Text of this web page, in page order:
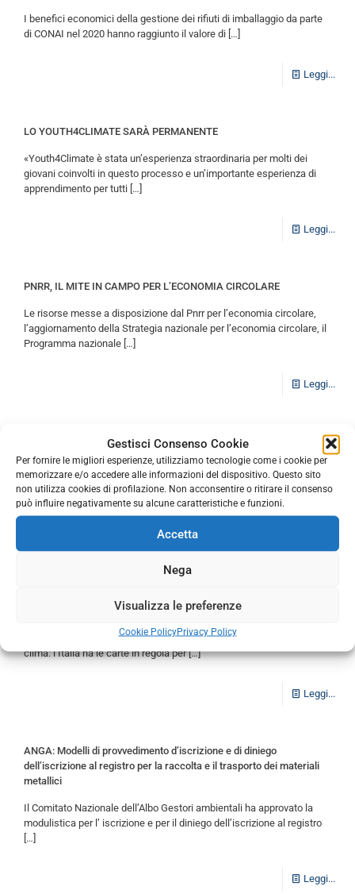
Gestisci Consenso Cookie
Per fornire le migliori esperienze, utilizziamo tecnologie come i cookie per
memorizzare e/o accedere alle informazioni del dispositivo. Questo sito
non utilizza cookies di profilazione. Non acconsentire o ritirare il consenso
può influire negativamente su alcune caratteristiche e funzioni.
Accetta
Nega
Visualizza le preferenze
Cookie PolicyPrivacy Policy
I benefici economici della gestione dei rifiuti di imballaggio da parte
di CONAI nel 2020 hanno raggiunto il valore di […]
Leggi...
LO YOUTH4CLIMATE SARÀ PERMANENTE
«Youth4Climate è stata un’esperienza straordinaria per molti dei
giovani coinvolti in questo processo e un’importante esperienza di
apprendimento per tutti […]
Leggi...
PNRR, IL MITE IN CAMPO PER L’ECONOMIA CIRCOLARE
Le risorse messe a disposizione dal Pnrr per l’economia circolare,
l’aggiornamento della Strategia nazionale per l’economia circolare, il
Programma nazionale […]
Leggi...
ANGA: Cancellazione d’ufficio del codice dell’EER 07 02 18 “scarti di
gomma”.
Con la circolare n°10 del 22 Ottobre 2021, l’Albo Nazionale Gestore
Ambientali ha comunicato che: “Come è noto, la Legge[…]
Un percorso con obiettivi precisi al 2030 e, soprattutto, una legge sul
clima: l’Italia ha le carte in regola per[…]
Leggi...
ANGA: Modelli di provvedimento d’iscrizione e di diniego
dell’iscrizione al registro per la raccolta e il trasporto dei materiali
metallici
Il Comitato Nazionale dell’Albo Gestori ambientali ha approvato la
modulistica per l’ iscrizione e per il diniego dell’iscrizione al registro
[…]
Leggi...